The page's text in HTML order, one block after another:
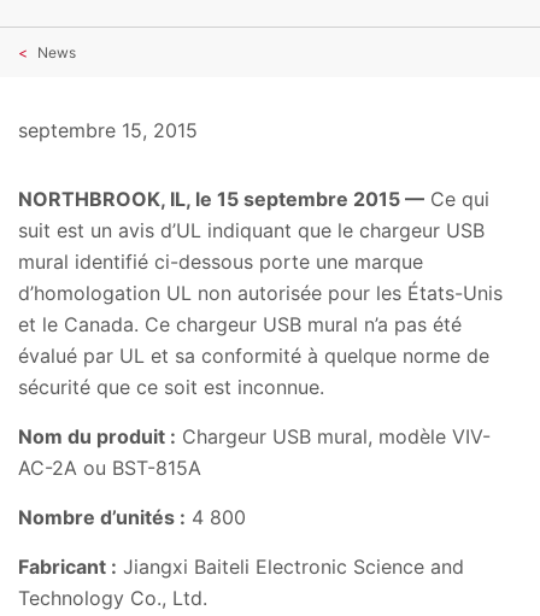
News
septembre 15, 2015
NORTHBROOK, IL, le 15 septembre 2015 — Ce qui
suit est un avis d’UL indiquant que le chargeur USB
mural identifié ci-dessous porte une marque
d’homologation UL non autorisée pour les États-Unis
et le Canada. Ce chargeur USB mural n’a pas été
évalué par UL et sa conformité à quelque norme de
sécurité que ce soit est inconnue.
Nom du produit : Chargeur USB mural, modèle VIV-
AC-2A ou BST-815A
Nombre d’unités : 4 800
Fabricant : Jiangxi Baiteli Electronic Science and
Technology Co., Ltd.